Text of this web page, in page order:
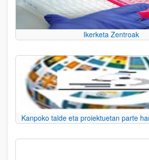
Ikerketa Zentroak
Kanpoko talde eta proiektuetan parte